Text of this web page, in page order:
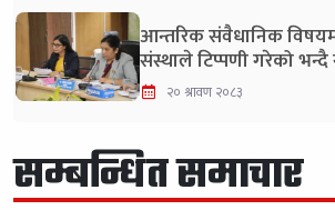
आन्तरिक संवैधानिक विषयमा
संस्थाले टिप्पणी गरेको
२० श्रावण २०८३
सम्बन्धित समाचार